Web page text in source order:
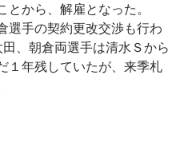
から、解雇となった。
手の契約更改交渉も行わ
、朝倉両選手は清水Ｓから
１年残していたが、来季札